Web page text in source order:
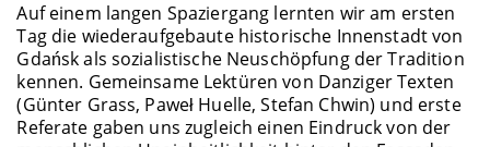
Auf einem langen Spaziergang lernten wir am ersten
Tag die wiederaufgebaute historische Innenstadt von
Gdańsk als sozialistische Neuschöpfung der Tradition
kennen. Gemeinsame Lektüren von Danziger Texten
(Günter Grass, Paweł Huelle, Stefan Chwin) und erste
Referate gaben uns zugleich einen Eindruck von der